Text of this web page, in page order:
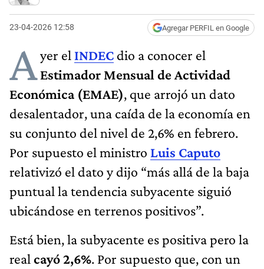
23-04-2026 12:58 Agregar PERFIL en Google
Ayer el INDEC dio a conocer el
Estimador Mensual de Actividad
Económica (EMAE), que arrojó un dato
desalentador, una caída de la economía en
su conjunto del nivel de 2,6% en febrero.
Por supuesto el ministro Luis Caputo
relativizó el dato y dijo “más allá de la baja
puntual la tendencia subyacente siguió
ubicándose en terrenos positivos”.
Está bien, la subyacente es positiva pero la
real cayó 2,6%. Por supuesto que, con un